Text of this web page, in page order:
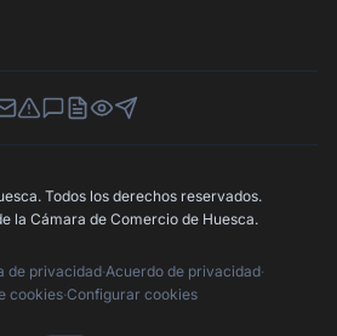
Canal de Denuncias
Buzón de Sugerencias
Perfil Contratante
Ley de Transparencia
Contacta con nosotros
Todos los derechos reservados.
la Cámara de Comercio de Huesca.
de privacidad·Acuerdo de privacidad·
cookies·Configurar cookies